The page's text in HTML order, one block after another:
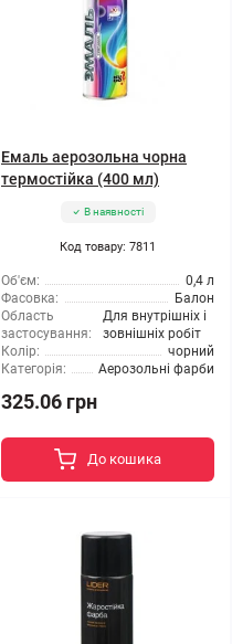
Емаль аерозольна чорна
термостійка (400 мл)
В наявності
Код товару: 7811
Об'єм:
0,4 л
Фасовка:
Балон
Область
застосування:
Для внутрішніх і
зовнішніх робіт
Колір:
чорний
Категорія:
Аерозольні фарби
325.06 грн
До кошика